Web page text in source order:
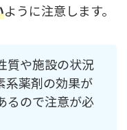
ように注意します。
質や施設の状況
系薬剤の効果が
るので注意が必